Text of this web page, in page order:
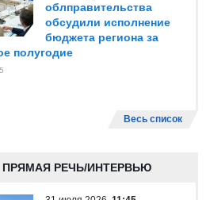
облправительства
обсудили исполнение
бюджета региона за
полугодие
Весь список
ПРЯМАЯ РЕЧЬ/ИНТЕРВЬЮ